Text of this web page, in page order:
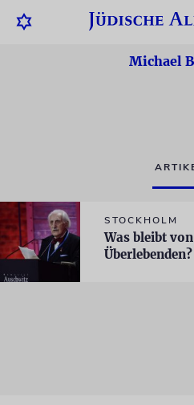
Michael
STOCKHOLM
Was bleibt
Überlebenden?